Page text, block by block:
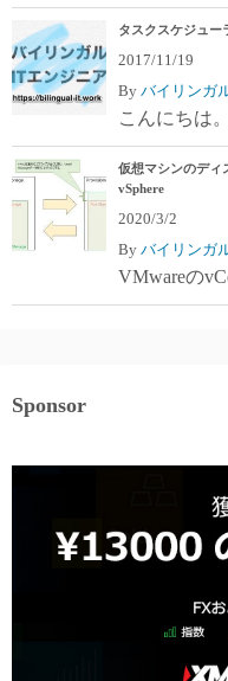
タスクスケジュー
2017/11/19
By バイリンガ
こんにちは
仮想マシンのディ
vSphere
2020/3/2
By バイリンガ
VMwareの
Sponsor